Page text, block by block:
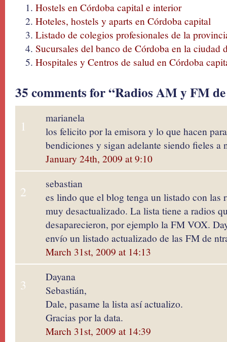
Hostels en Córdoba capital e interior
Hoteles, hostels y aparts en Córdoba capital
Listado de colegios profesionales de la
Sucursales del banco de Córdoba en la ciudad
Hospitales y Centros de salud en Córdoba
35 comments for “Radios AM y FM
1
marianela
los felicito por la emisora y lo que hacen
bendiciones y sigan adelante siendo fieles a
January 24th, 2009 at 9:10
2
sebastian
es lindo que el blog tenga un listado con las
muy desactualizado. La lista tiene a radios
desaparecieron, por ejemplo la FM VOX.
envío un listado actualizado de las FM de
March 31st, 2009 at 14:13
3
Dayana
Sebastián,
Dale, pasame la lista así actualizo.
Gracias por la data.
March 31st, 2009 at 14:39